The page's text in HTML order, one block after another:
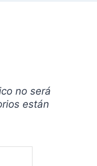
no será
están